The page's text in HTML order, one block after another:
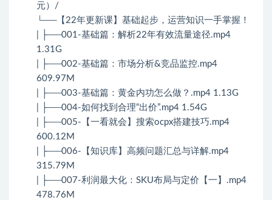
元）/
└──【22年更新课】基础起步，运营知识一手掌握！
| ├──001-基础篇：解析22年有效流量途径.mp4
1.31G
| ├──002-基础篇：市场分析&竞品监控.mp4
609.97M
| ├──003-基础篇：黄金内功怎么做？.mp4 1.13G
| ├──004-如何找到合理“出价”.mp4 1.54G
| ├──005-【一看就会】搜索ocpx搭建技巧.mp4
600.12M
| ├──006-【知识库】高频问题汇总与详解.mp4
315.79M
| ├──007-利润最大化：SKU布局与定价【一】.mp4
478.76M